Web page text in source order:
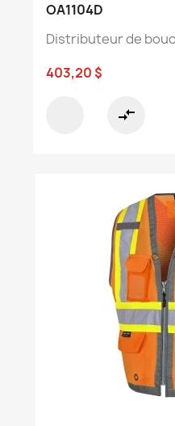
OA1104D
Distributeur de
403,20 $
compare_arrows